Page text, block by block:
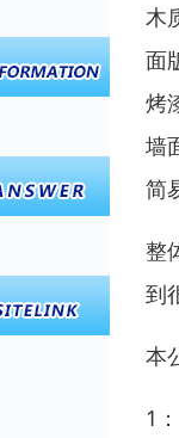
木
面
烤
墙
简
整
到
本
1